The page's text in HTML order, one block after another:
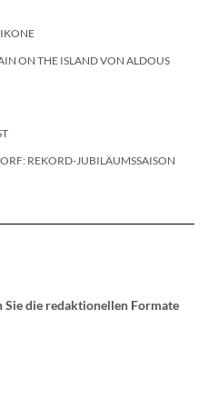
ON THE ISLAND VON ALDOUS
REKORD-JUBILÄUMSSAISON
die redaktionellen Formate